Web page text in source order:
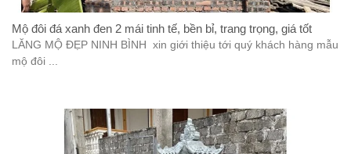
Mộ đôi đá xanh đen 2 mái tinh tế, bền bỉ, trang trọng, giá tốt
LĂNG MỘ ĐẸP NINH BÌNH xin giới thiệu tới quý khách hàng mẫu
mộ đôi ...